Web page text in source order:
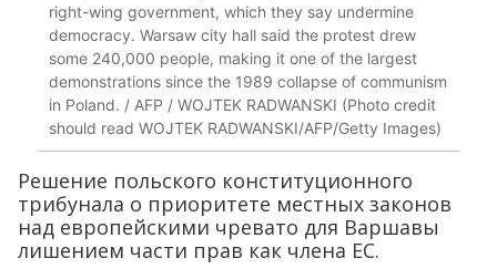
right-wing government, which they say undermine
democracy. Warsaw city hall said the protest drew
some 240,000 people, making it one of the largest
demonstrations since the 1989 collapse of communism
in Poland. / AFP / WOJTEK RADWANSKI (Photo credit
should read WOJTEK RADWANSKI/AFP/Getty Images)
Решение польского конституционного
трибунала о приоритете местных законов
над европейскими чревато для Варшавы
лишением части прав как члена ЕС.